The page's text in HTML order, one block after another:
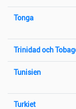
Tonga
Trinidad och
Tunisien
Turkiet